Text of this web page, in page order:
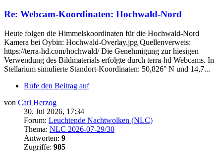
Re: Webcam-Koordinaten: Hochwald-Nord
Heute folgen die Himmelskoordinaten für die Hochwald-Nord
Kamera bei Oybin: Hochwald-Overlay.jpg Quellenverweis:
https://terra-hd.com/hochwald/ Die Genehmigung zur hiesigen
Verwendung des Bildmaterials erfolgte durch terra-hd Webcams. In
Stellarium simulierte Standort-Koordinaten: 50,826° N und 14,7...
Rufe den Beitrag auf
von Carl Herzog
30. Jul 2026, 17:34
Forum: Leuchtende Nachtwolken (NLC)
Thema: NLC 2026-07-29/30
Antworten: 9
Zugriffe: 985